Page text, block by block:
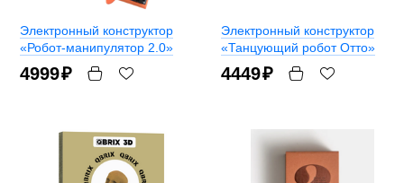
Электронный конструктор
«Робот-манипулятор 2.0»
4999₽
Электронный конструктор
«Танцующий робот Отто»
4449₽